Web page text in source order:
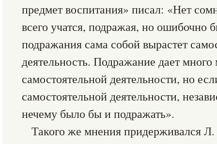
предмет воспитания» писал: «Нет
всего учатся, подражая, но ошибочно
подражания сама собой вырастет
деятельность. Подражание дает много
самостоятельной деятельности, но
самостоятельной деятельности,
нечему было бы и подражать».
Такого же мнения придерживался